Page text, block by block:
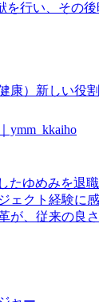
を行い、その後
康） 新しい役
ymm_kkaiho
たゆめみを退
ェクト経験に
が、従来の良